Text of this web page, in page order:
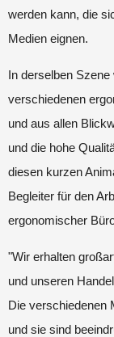
werden kann, die
Medien eignen.
In derselben
verschiedenen
und aus allen
und die hohe
diesen kurzen
Begleiter für den
ergonomischer
"Wir erhalten
und unseren
Die verschiedenen
und sie sind